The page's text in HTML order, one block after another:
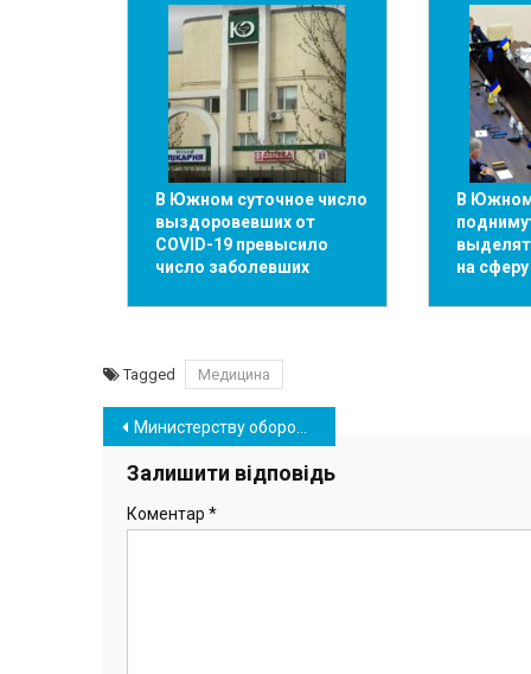
В Южном суточное число
выздоровевших от
COVID-19 превысило
число заболевших
В
выделят
на
Tagged Медицина
Навігація
записів
Министерству обороны передадут 5 га в порту Пивденный — для размещения новой базы ВМСУ
Залишити відповідь
Коментар *